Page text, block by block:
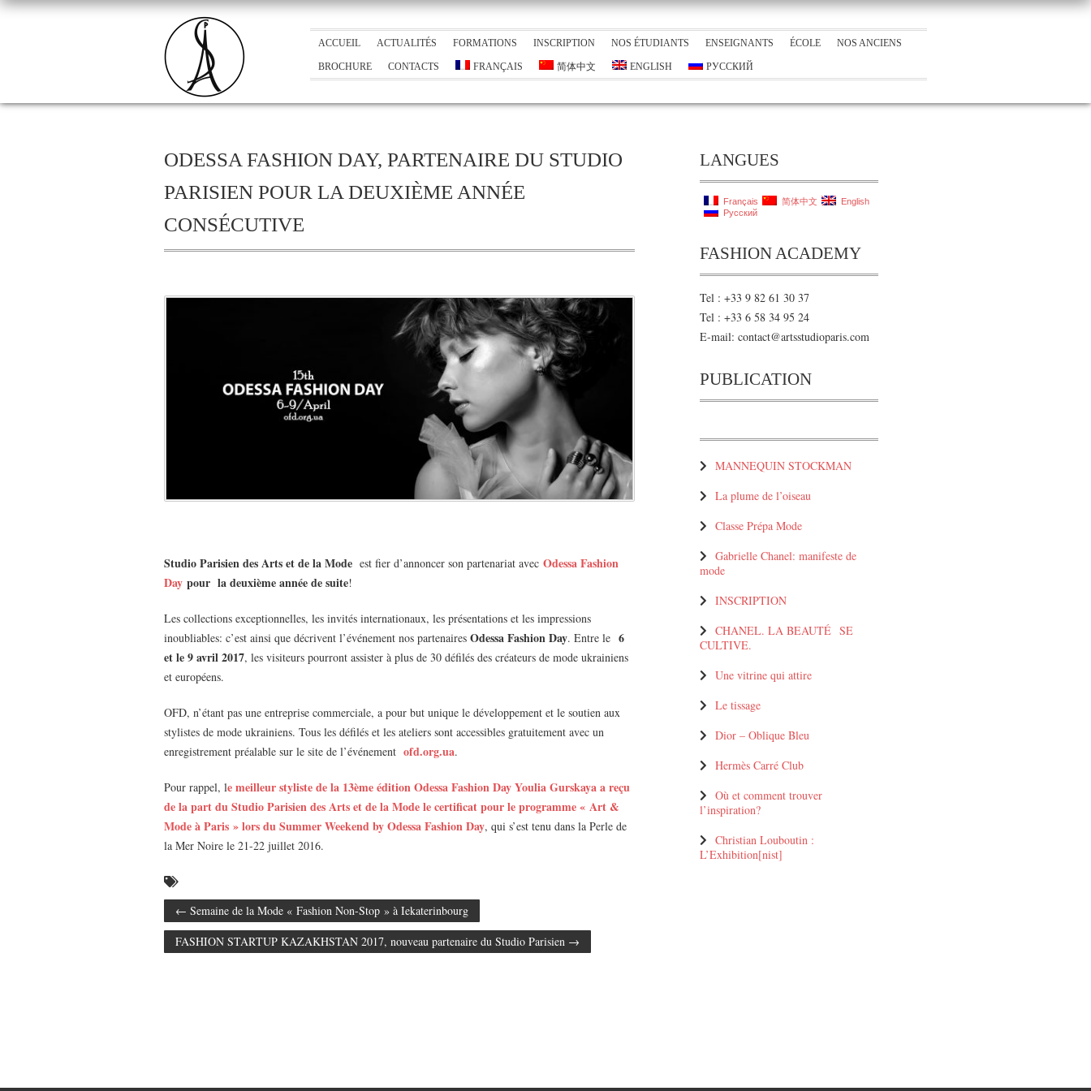
ACCUEIL ACTUALITÉS FORMATIONS INSCRIPTION NOS ÉTUDIANTS ENSEIGNANTS ÉCOLE NOS ANCIENS
BROCHURE CONTACTS FRANÇAIS 简体中文 ENGLISH РУССКИЙ
ODESSA FASHION DAY, PARTENAIRE DU STUDIO
PARISIEN POUR LA DEUXIÈME ANNÉE
CONSÉCUTIVE
Studio Parisien des Arts et de la Mode est fier d’annoncer son partenariat avec Odessa Fashion
Day pour la deuxième année de suite!
Les collections exceptionnelles, les invités internationaux, les présentations et les impressions
inoubliables: c’est ainsi que décrivent l’événement nos partenaires Odessa Fashion Day. Entre le 6
et le 9 avril 2017, les visiteurs pourront assister à plus de 30 défilés des créateurs de mode ukrainiens
et européens.
OFD, n’étant pas une entreprise commerciale, a pour but unique le développement et le soutien aux
stylistes de mode ukrainiens. Tous les défilés et les ateliers sont accessibles gratuitement avec un
enregistrement préalable sur le site de l’événement ofd.org.ua.
Pour rappel, le meilleur styliste de la 13ème édition Odessa Fashion Day Youlia Gurskaya a reçu
de la part du Studio Parisien des Arts et de la Mode le certificat pour le programme « Art &
Mode à Paris » lors du Summer Weekend by Odessa Fashion Day, qui s’est tenu dans la Perle de
la Mer Noire le 21-22 juillet 2016.
← Semaine de la Mode « Fashion Non-Stop » à Iekaterinbourg
FASHION STARTUP KAZAKHSTAN 2017, nouveau partenaire du Studio Parisien →
LANGUES
Français 简体中文
English
Русский
FASHION ACADEMY
Tel : +33 9 82 61 30 37
Tel : +33 6 58 34 95 24
E-mail: contact@artsstudioparis.com
PUBLICATION
MANNEQUIN STOCKMAN
La plume de l’oiseau
Classe Prépa Mode
Gabrielle Chanel: manifeste de
mode
INSCRIPTION
CHANEL. LA BEAUTÉ SE
CULTIVE.
Une vitrine qui attire
Le tissage
Dior – Oblique Bleu
Hermès Carré Club
Où et comment trouver
l’inspiration?
Christian Louboutin :
L’Exhibition[nist]